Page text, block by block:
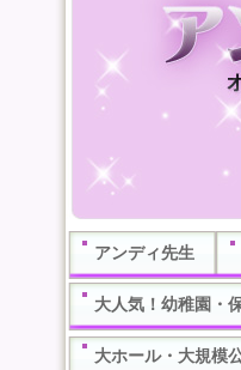
アンディ先生
大人気！幼稚園・
大ホール・大規模